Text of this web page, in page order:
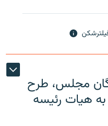
مجلس، طرح
هیات رئیسه